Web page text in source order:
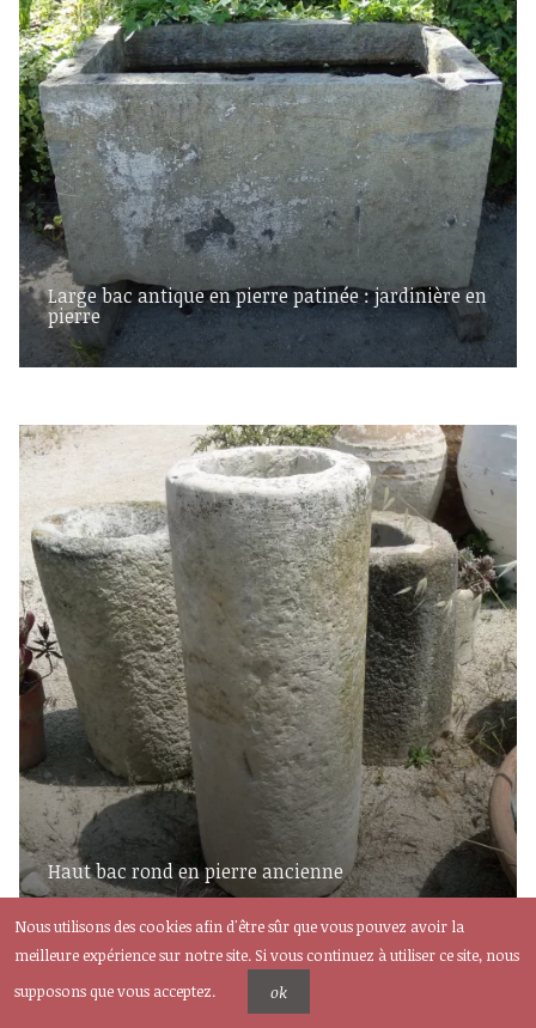
Large bac antique en pierre patinée : jardinière en
pierre
Haut bac rond en pierre ancienne
Nous utilisons des cookies afin d'être sûr que vous pouvez avoir la
meilleure expérience sur notre site. Si vous continuez à utiliser ce site, nous
supposons que vous acceptez.
ok